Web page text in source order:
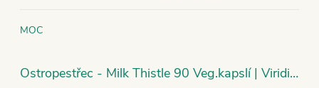
MOC
Ostropestřec - Milk Thistle 90 Veg.kapslí | Viridian